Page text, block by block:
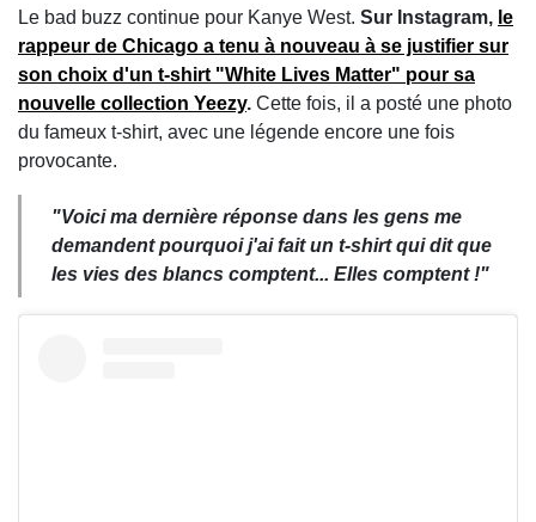
Le bad buzz continue pour Kanye West. Sur Instagram, le
rappeur de Chicago a tenu à nouveau à se justifier sur
son choix d'un t-shirt "White Lives Matter" pour sa
nouvelle collection Yeezy. Cette fois, il a posté une photo
du fameux t-shirt, avec une légende encore une fois
provocante.
"Voici ma dernière réponse dans les gens me
demandent pourquoi j'ai fait un t-shirt qui dit que
les vies des blancs comptent... Elles comptent !"